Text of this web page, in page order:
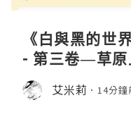
《白與黑的世
- 第三卷—草
缺失III
艾米莉 14分鐘